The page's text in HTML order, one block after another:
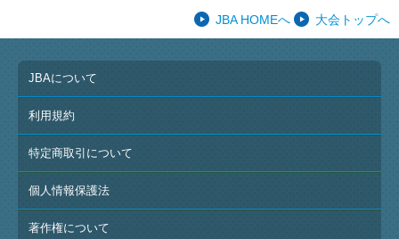
JBA HOMEへ
大会トップへ
JBAについて
利用規約
特定商取引について
個人情報保護法
著作権について